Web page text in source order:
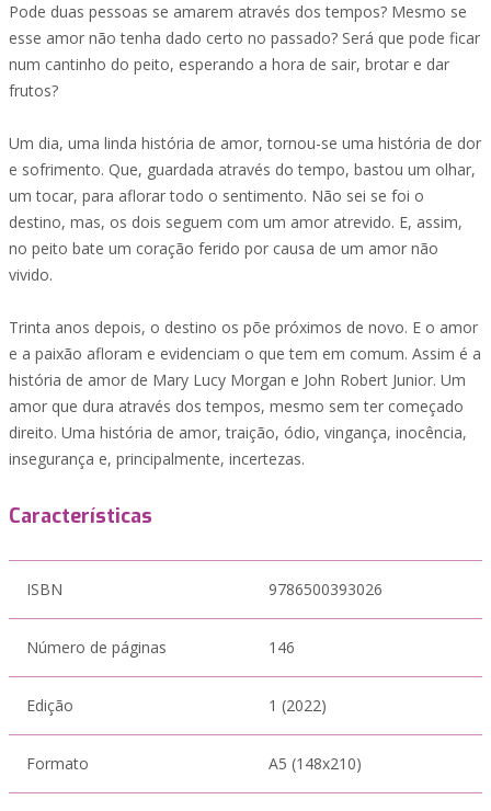
Pode duas pessoas se amarem através dos tempos? Mesmo se
esse amor não tenha dado certo no passado? Será que pode ficar
num cantinho do peito, esperando a hora de sair, brotar e dar
frutos?
Um dia, uma linda história de amor, tornou-se uma história de dor
e sofrimento. Que, guardada através do tempo, bastou um olhar,
um tocar, para aflorar todo o sentimento. Não sei se foi o
destino, mas, os dois seguem com um amor atrevido. E, assim,
no peito bate um coração ferido por causa de um amor não
vivido.
Trinta anos depois, o destino os põe próximos de novo. E o amor
e a paixão afloram e evidenciam o que tem em comum. Assim é a
história de amor de Mary Lucy Morgan e John Robert Junior. Um
amor que dura através dos tempos, mesmo sem ter começado
direito. Uma história de amor, traição, ódio, vingança, inocência,
insegurança e, principalmente, incertezas.
Características
ISBN 9786500393026
Número de páginas 146
Edição 1 (2022)
Formato A5 (148x210)